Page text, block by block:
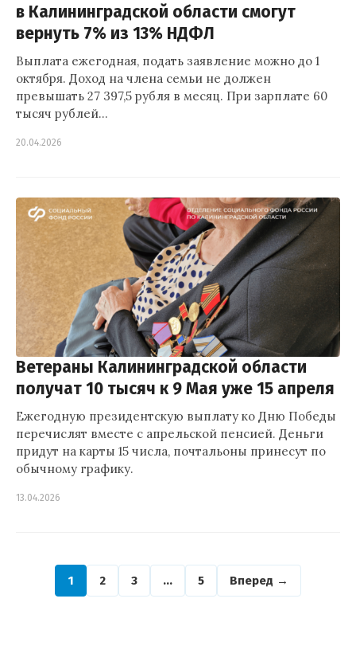
в Калининградской области смогут
вернуть 7% из 13% НДФЛ
Выплата ежегодная, подать заявление можно до 1
октября. Доход на члена семьи не должен
превышать 27 397,5 рубля в месяц. При зарплате 60
тысяч рублей…
20.04.2026
Ветераны Калининградской области
получат 10 тысяч к 9 Мая уже 15 апреля
Ежегодную президентскую выплату ко Дню Победы
перечислят вместе с апрельской пенсией. Деньги
придут на карты 15 числа, почтальоны принесут по
обычному графику.
13.04.2026
1 2 3 … 5 Вперед →